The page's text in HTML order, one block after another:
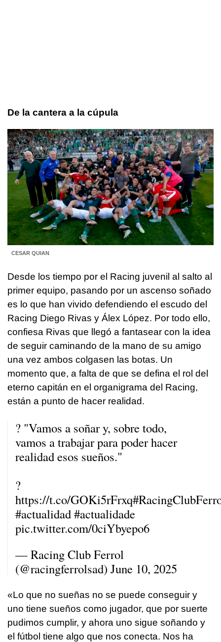
De la cantera a la cúpula
CESAR QUIAN
Desde los tiempo por el Racing juvenil al salto al
primer equipo, pasando por un ascenso soñado
es lo que han vivido defendiendo el escudo del
Racing Diego Rivas y Álex López. Por todo ello,
confiesa Rivas que llegó a fantasear con la idea
de seguir caminando de la mano de su amigo
una vez ambos colgasen las botas. Un
momento que, a falta de que se defina el rol del
eterno capitán en el organigrama del Racing,
están a punto de hacer realidad.
? "Vamos a soñar y, sobre todo,
vamos a trabajar para poder hacer
realidad esos sueños."
?
https://t.co/GOKi5rFrxq
#actualidad#actualidade
pic.twitter.com/0ciYbyepo6
— Racing Club Ferrol
(@racingferrolsad) June 10, 2025
«Lo que no sueñas no se puede conseguir y
uno tiene sueños como jugador, que por suerte
pudimos cumplir, y ahora uno sigue soñando y
el fútbol tiene algo que nos conecta. Nos ha